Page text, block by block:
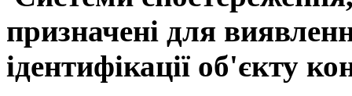
призначені для
ідентифікації об'єкту